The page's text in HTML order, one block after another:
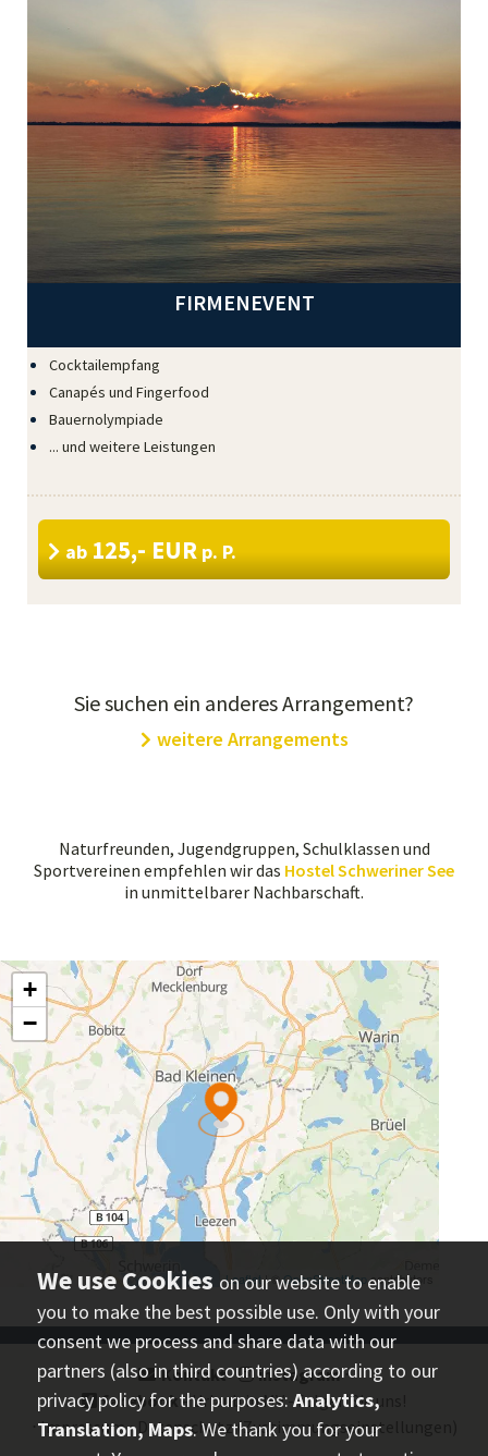
FIRMENEVENT
Cocktailempfang
Canapés und Fingerfood
Bauernolympiade
... und weitere Leistungen
ab 125,- EUR p. P.
Sie suchen ein anderes Arrangement?
weitere Arrangements
Naturfreunden, Jugendgruppen, Schulklassen und
Sportvereinen empfehlen wir das Hostel Schweriner See
in unmittelbarer Nachbarschaft.
Kontakt⋅ instagram ⋅
facebook - Urlaub in MV - folgen Sie uns!
Impressum⋅ Datenschutz(Zustimmungseinstellungen)
on our website to enable
you to make the best possible use. Only with your
consent we process and share data with our
partners (also in third countries) according to our
privacy policy for the purposes: Analytics,
Translation, Maps. We thank you for your